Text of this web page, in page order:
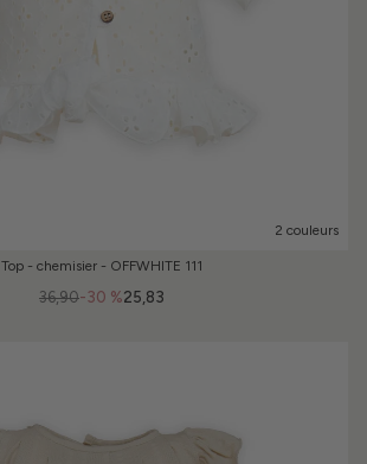
2 couleurs
Top - chemisier - OFFWHITE 111
-30 %
36,90 25,83